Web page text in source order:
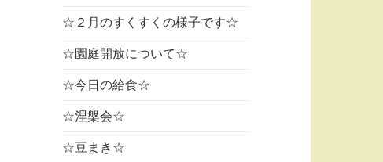
☆２月のすくすくの様子です☆
☆園庭開放について☆
☆今日の給食☆
☆涅槃会☆
☆豆まき☆